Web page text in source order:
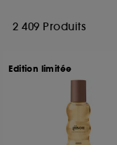
2 409 Produits
Edition limitée